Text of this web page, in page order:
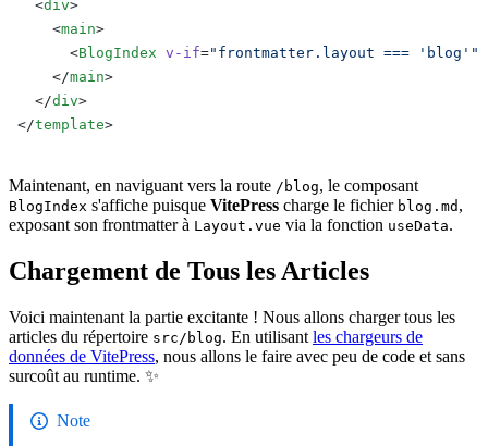
  <
div>
    <
main>
      <
BlogIndex v-if="frontmatter.layout === 'blog'"
    </
main>
  </
div>
</template>
Maintenant, en naviguant vers la route /blog, le composant
BlogIndex s'affiche puisque VitePress charge le fichier blog.md ,
exposant son frontmatter à Layout.vue via la fonction useData.
Chargement de Tous les Articles
Voici maintenant la partie excitante ! Nous allons charger tous les
articles du répertoire src/blog. En utilisant les chargeurs de
données de VitePress, nous allons le faire avec peu de code et sans
surcoût au runtime. ✨
Note